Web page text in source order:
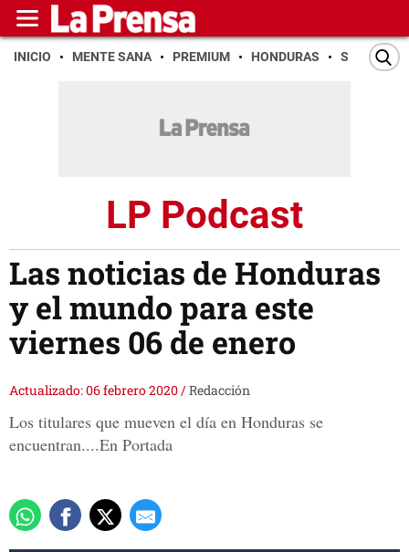
INICIO MENTE SANA PREMIUM HONDURAS SAN PEDRO
LP Podcast
Las noticias de Honduras
y el mundo para este
viernes 06 de enero
Actualizado: 06 febrero 2020/Redacción
Los titulares que mueven el día en Honduras se
encuentran....En Portada